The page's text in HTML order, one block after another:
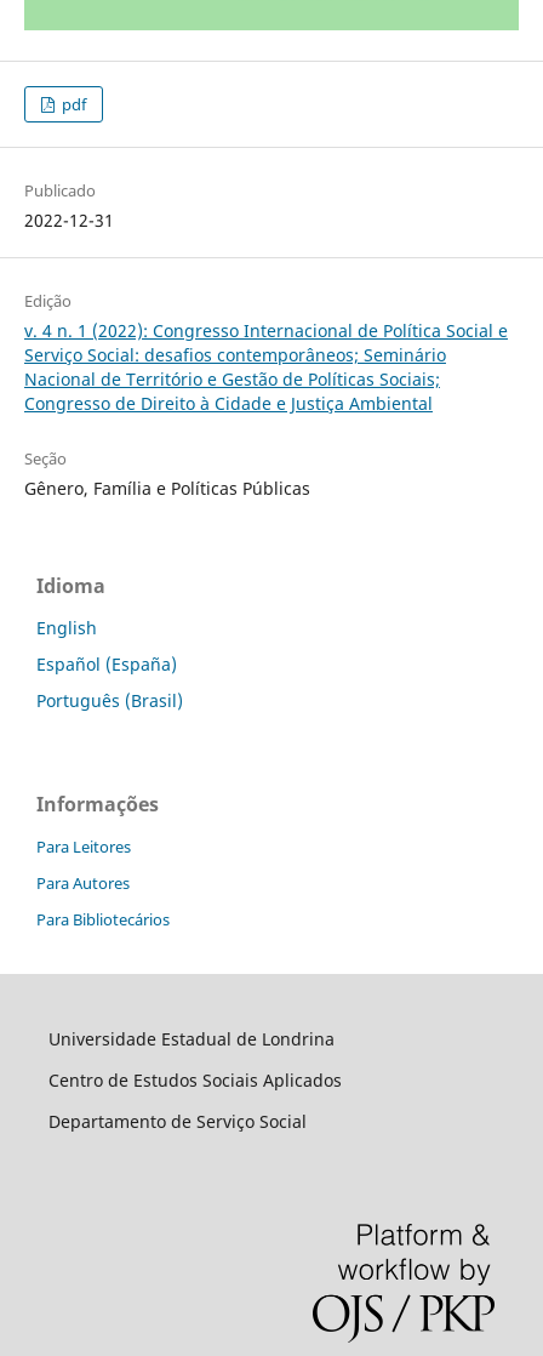
pdf
Publicado
2022-12-31
Edição
v. 4 n. 1 (2022): Congresso Internacional de Política Social e
Serviço Social: desafios contemporâneos; Seminário
Nacional de Território e Gestão de Políticas Sociais;
Congresso de Direito à Cidade e Justiça Ambiental
Seção
Gênero, Família e Políticas Públicas
Idioma
English
Español (España)
Português (Brasil)
Informações
Para Leitores
Para Autores
Para Bibliotecários
Universidade Estadual de Londrina
Centro de Estudos Sociais Aplicados
Departamento de Serviço Social